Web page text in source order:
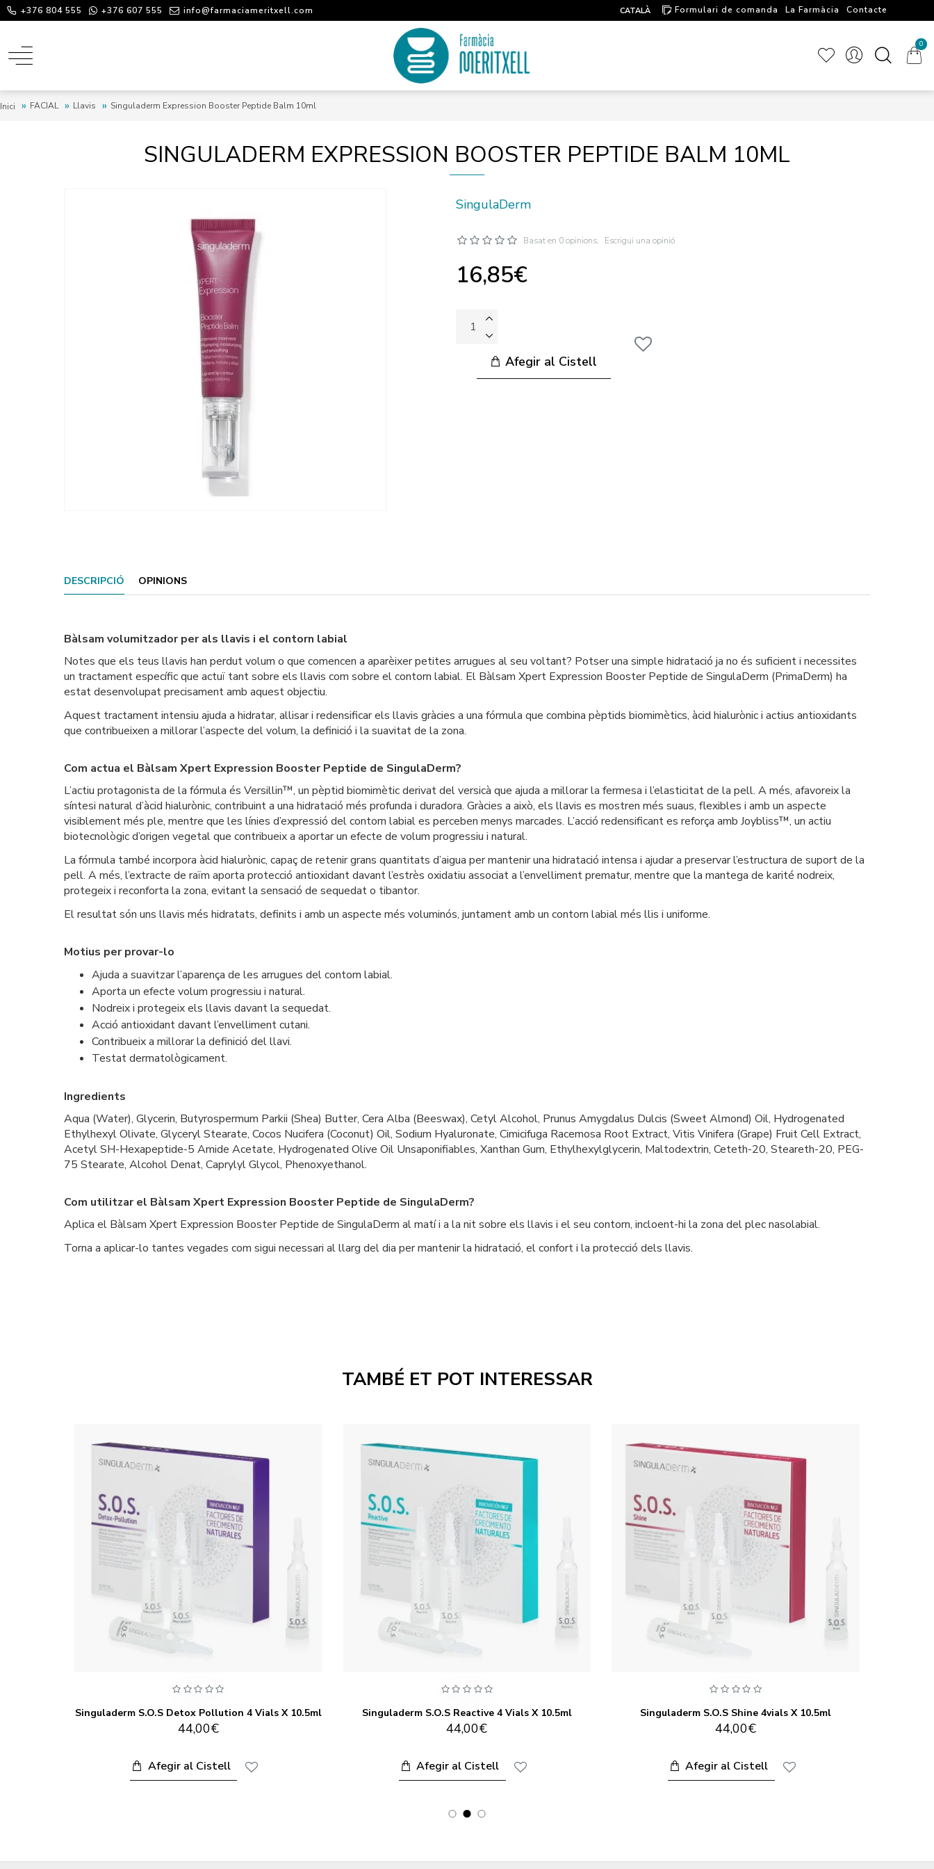
+376 804 555 +376 607 555 info@farmaciameritxell.com CATALÀ Formulari de comanda La Farmàcia
Contacte
0
Inici FACIAL Llavis Singuladerm Expression Booster Peptide Balm 10ml
SINGULADERM EXPRESSION BOOSTER PEPTIDE BALM 10ML
SingulaDerm
Basat en 0 opinions. Escrigui una opinió
16,85€
Afegir al Cistell
TAMBÉ ET POT INTERESSAR
Singuladerm S.O.S Detox Pollution 4 Vials X 10.5ml
44,00€
Afegir al Cistell
Singuladerm S.O.S Reactive 4 Vials X 10.5ml
44,00€
Afegir al Cistell
Singuladerm S.O.S Shine 4vials X 10.5ml
44,00€
Afegir al Cistell
DESCRIPCIÓ OPINIONS
Bàlsam volumitzador per als llavis i el contorn labial
Notes que els teus llavis han perdut volum o que comencen a aparèixer petites arrugues al seu voltant? Potser una simple hidratació ja no és suficient i necessites
un tractament específic que actuï tant sobre els llavis com sobre el contorn labial. El Bàlsam Xpert Expression Booster Peptide de SingulaDerm (PrimaDerm) ha
estat desenvolupat precisament amb aquest objectiu.
Aquest tractament intensiu ajuda a hidratar, allisar i redensificar els llavis gràcies a una fórmula que combina pèptids biomimètics, àcid hialurònic i actius antioxidants
que contribueixen a millorar l’aspecte del volum, la definició i la suavitat de la zona.
Com actua el Bàlsam Xpert Expression Booster Peptide de SingulaDerm?
L’actiu protagonista de la fórmula és Versillin™, un pèptid biomimètic derivat del versicà que ajuda a millorar la fermesa i l’elasticitat de la pell. A més, afavoreix la
síntesi natural d’àcid hialurònic, contribuint a una hidratació més profunda i duradora. Gràcies a això, els llavis es mostren més suaus, flexibles i amb un aspecte
visiblement més ple, mentre que les línies d’expressió del contorn labial es perceben menys marcades. L’acció redensificant es reforça amb Joybliss™, un actiu
biotecnològic d’origen vegetal que contribueix a aportar un efecte de volum progressiu i natural.
La fórmula també incorpora àcid hialurònic, capaç de retenir grans quantitats d’aigua per mantenir una hidratació intensa i ajudar a preservar l’estructura de suport de la
pell. A més, l’extracte de raïm aporta protecció antioxidant davant l’estrès oxidatiu associat a l’envelliment prematur, mentre que la mantega de karité nodreix,
protegeix i reconforta la zona, evitant la sensació de sequedat o tibantor.
El resultat són uns llavis més hidratats, definits i amb un aspecte més voluminós, juntament amb un contorn labial més llis i uniforme.
Motius per provar-lo
Ajuda a suavitzar l’aparença de les arrugues del contorn labial.
Aporta un efecte volum progressiu i natural.
Nodreix i protegeix els llavis davant la sequedat.
Acció antioxidant davant l’envelliment cutani.
Contribueix a millorar la definició del llavi.
Testat dermatològicament.
Ingredients
Aqua (Water), Glycerin, Butyrospermum Parkii (Shea) Butter, Cera Alba (Beeswax), Cetyl Alcohol, Prunus Amygdalus Dulcis (Sweet Almond) Oil, Hydrogenated
Ethylhexyl Olivate, Glyceryl Stearate, Cocos Nucifera (Coconut) Oil, Sodium Hyaluronate, Cimicifuga Racemosa Root Extract, Vitis Vinifera (Grape) Fruit Cell Extract,
Acetyl SH-Hexapeptide-5 Amide Acetate, Hydrogenated Olive Oil Unsaponifiables, Xanthan Gum, Ethylhexylglycerin, Maltodextrin, Ceteth-20, Steareth-20, PEG-
75 Stearate, Alcohol Denat, Caprylyl Glycol, Phenoxyethanol.
Com utilitzar el Bàlsam Xpert Expression Booster Peptide de SingulaDerm?
Aplica el Bàlsam Xpert Expression Booster Peptide de SingulaDerm al matí i a la nit sobre els llavis i el seu contorn, incloent-hi la zona del plec nasolabial.
Torna a aplicar-lo tantes vegades com sigui necessari al llarg del dia per mantenir la hidratació, el confort i la protecció dels llavis.